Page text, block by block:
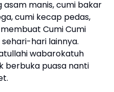
manis, cumi bakar
cumi kecap pedas,
Cumi Cumi
hari lainnya.
wabarokatuh
berbuka puasa nanti